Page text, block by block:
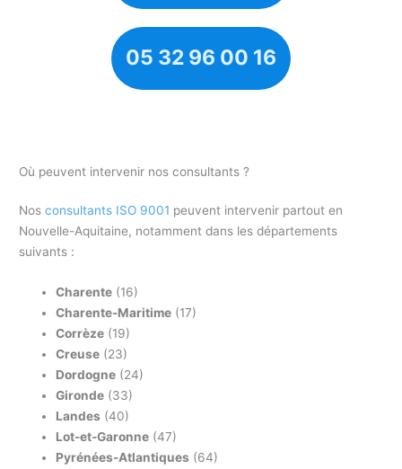
05 32 96 00 16
Où peuvent intervenir nos consultants ?
Nosconsultants ISO 9001 peuvent intervenir partout en
Nouvelle-Aquitaine, notamment dans les départements
suivants :
Charente (16)
Charente-Maritime (17)
Corrèze (19)
Creuse (23)
Dordogne (24)
Gironde (33)
Landes (40)
Lot-et-Garonne (47)
Pyrénées-Atlantiques (64)